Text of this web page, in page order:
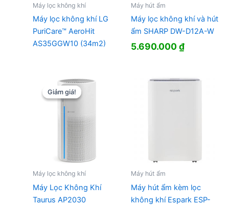
Máy lọc không khí
Máy lọc không khí LG
PuriCare™ AeroHit
AS35GGW10 (34m2)
Máy hút ẩm
Máy lọc không khí và hút
ẩm SHARP DW-D12A-W
5.690.000₫
Giảm giá!
Giảm giá!
Máy lọc không khí
Máy Lọc Không Khí
Taurus AP2030
Máy hút ẩm
Máy hút ẩm kèm lọc
không khí Espark ESP-